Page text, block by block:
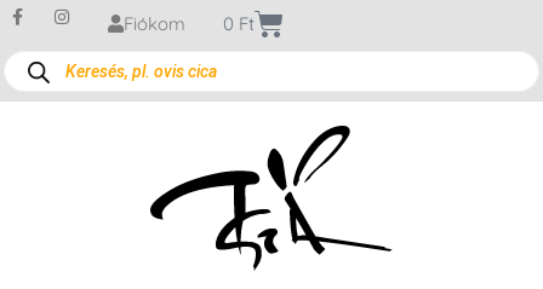
Fiókom 0 Ft